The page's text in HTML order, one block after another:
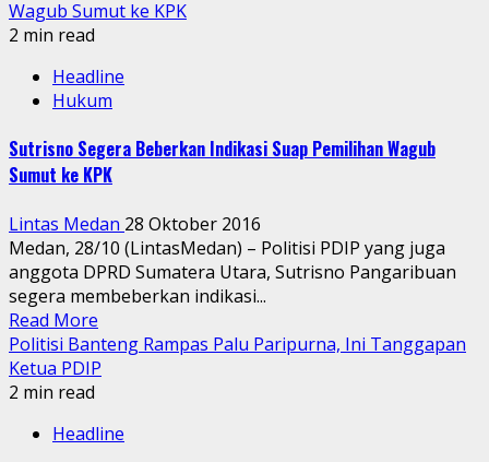
Wagub Sumut ke KPK
2 min read
Headline
Hukum
Sutrisno Segera Beberkan Indikasi Suap Pemilihan Wagub
Sumut ke KPK
Lintas Medan 28 Oktober 2016
Medan, 28/10 (LintasMedan) – Politisi PDIP yang juga
anggota DPRD Sumatera Utara, Sutrisno Pangaribuan
segera membeberkan indikasi...
Read More
Politisi Banteng Rampas Palu Paripurna, Ini Tanggapan
Ketua PDIP
2 min read
Headline